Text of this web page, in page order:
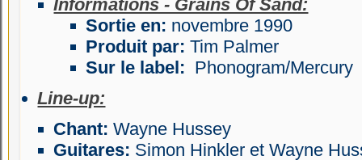
Informations - Grains Of Sand:
Sortie en: novembre 1990
Produit par:Tim Palmer
Sur le label: Phonogram/Mercury
Line-up:
Chant: Wayne Hussey
Guitares: Simon Hinkler et Wayne